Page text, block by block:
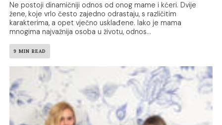
Ne postoji dinamičniji odnos od onog mame i kćeri. Dvije
žene, koje vrlo često zajedno odrastaju, s različitim
karakterima, a opet vječno usklađene. Iako je mama
mnogima najvažnija osoba u životu, odnos...
9 MIN READ